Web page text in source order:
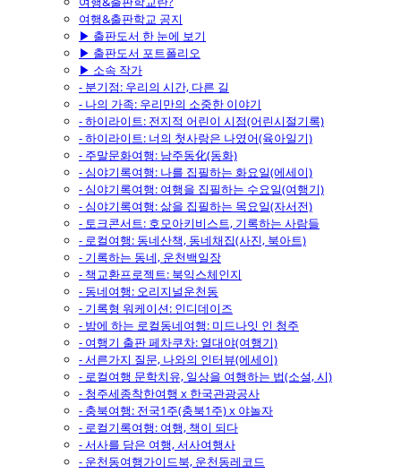
여행&출판학교 공지
▶ 출판도서 한 눈에 보기
▶ 출판도서 포트폴리오
▶ 소속 작가
- 분기점: 우리의 시간, 다른 길
- 나의 가족: 우리만의 소중한 이야기
- 하이라이트: 전지적 어린이 시점(어린시절기록)
- 하이라이트: 너의 첫사랑은 나였어(육아일기)
- 주말문화여행: 남주동化(동화)
- 심야기록여행: 나를 집필하는 화요일(에세이)
- 심야기록여행: 여행을 집필하는 수요일(여행기)
- 심야기록여행: 삶을 집필하는 목요일(자서전)
- 토크콘서트: 호모아키비스트, 기록하는 사람들
- 로컬여행: 동네산책, 동네채집(사진, 북아트)
- 기록하는 동네, 운천백일장
- 책교환프로젝트: 북익스체인지
- 동네여행: 오리지널운천동
- 기록형 워케이션: 인디데이즈
- 밤에 하는 로컬동네여행: 미드나잇 인 청주
- 여행기 출판 페차쿠차: 열대야(여행기)
- 서른가지 질문, 나와의 인터뷰(에세이)
- 로컬여행 문학치유, 일상을 여행하는 법(소설, 시)
- 청주세종착한여행 x 한국관광공사
- 충북여행: 전국1주(충북1주) x 야놀자
- 로컬기록여행: 여행, 책이 되다
- 서사를 담은 여행, 서사여행사
- 운천동여행가이드북, 운천동레코드